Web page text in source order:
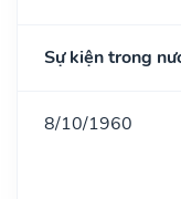
Sự kiện trong
8/10/1960